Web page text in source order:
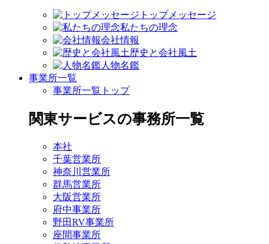
トップメッセージ
私たちの理念
会社情報
歴史と会社風土
人物名鑑
事業所一覧
事業所一覧トップ
関東サービスの事務所一覧
本社
千葉営業所
神奈川営業所
群馬営業所
大阪営業所
府中事業所
野田RV事業所
座間事業所